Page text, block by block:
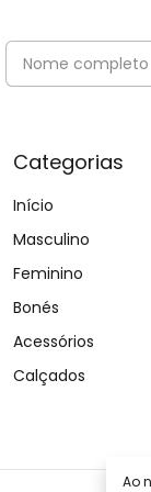
Ao
Categorias
Início
Masculino
Feminino
Bonés
Acessórios
Calçados